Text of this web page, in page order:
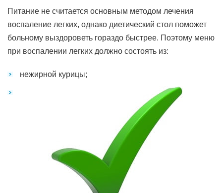
Питание не считается основным методом лечения
воспаление легких, однако диетический стол поможет
больному выздороветь гораздо быстрее. Поэтому меню
при воспалении легких должно состоять из:
нежирной курицы;